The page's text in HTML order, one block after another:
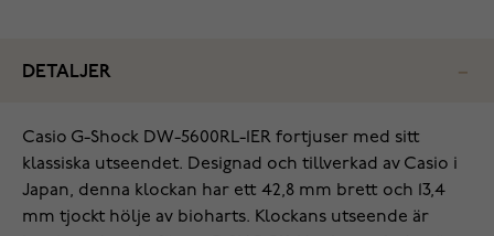
DETALJER
Casio G-Shock DW-5600RL-1ER fortjuser med sitt
klassiska utseendet. Designad och tillverkad av Casio i
Japan, denna klockan har ett 42,8 mm brett och 13,4
mm tjockt hölje av bioharts. Klockans utseende är